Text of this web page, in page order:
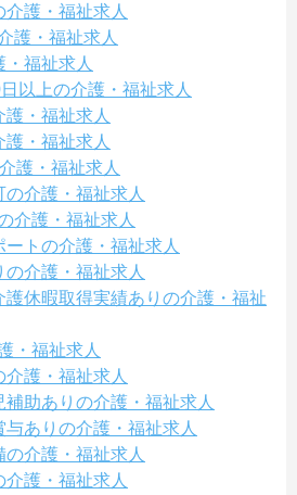
護・福祉求人
護・福祉求人
福祉求人
以上の介護・福祉求人
・福祉求人
・福祉求人
護・福祉求人
介護・福祉求人
介護・福祉求人
トの介護・福祉求人
介護・福祉求人
護休暇取得実績ありの介護・福祉
・福祉求人
護・福祉求人
助ありの介護・福祉求人
ありの介護・福祉求人
介護・福祉求人
護・福祉求人